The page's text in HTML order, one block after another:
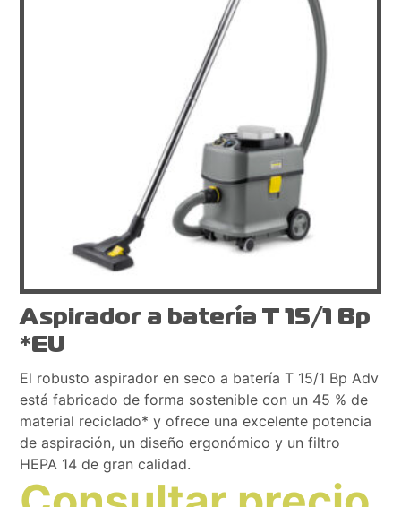
Aspirador a batería T 15/1 Bp
*EU
El robusto aspirador en seco a batería T 15/1 Bp Adv
está fabricado de forma sostenible con un 45 % de
material reciclado* y ofrece una excelente potencia
de aspiración, un diseño ergonómico y un filtro
HEPA 14 de gran calidad.